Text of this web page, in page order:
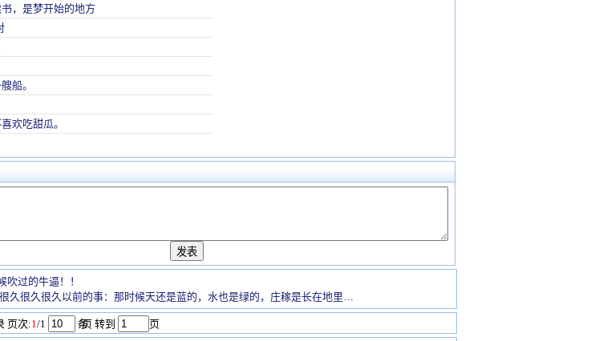
，是梦开始的地方
船。
欢吃甜瓜。
过的牛逼！！
久很久很久以前的事：那时候天还是蓝的，水也是绿的，庄稼是长在地里…
页次:1/1 条
/页 转到 页